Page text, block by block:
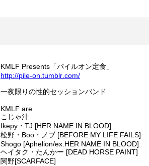
KMLF Presents「パイルオン定食」
http://pile-on .tumblr .com/
一夜限りの性的セッションバンド
KMLF are
こじゃ汁
Ikepy・TJ [HER NAME IN BLOOD]
松野・Boo・ノブ [BEFORE MY LIFE FAILS]
Shogo [Aphelion/ex.HER NAME IN BLOOD]
ヘイタク・たんかー [DEAD HORSE PAINT]
関野[SCARFACE]